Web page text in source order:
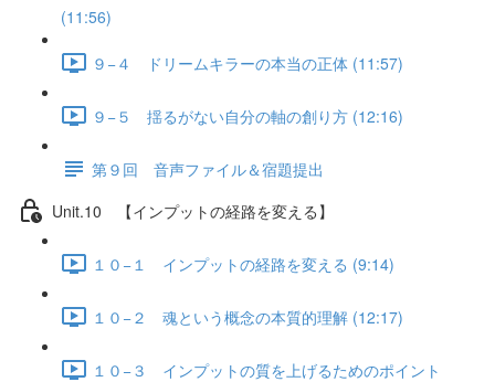
(11:56)
９−４ ドリームキラーの本当の正体 (11:57)
９−５ 揺るがない自分の軸の創り方 (12:16)
第９回 音声ファイル＆宿題提出
Unit.10 【インプットの経路を変える】
１０−１ インプットの経路を変える (9:14)
１０−２ 魂という概念の本質的理解 (12:17)
１０−３ インプットの質を上げるためのポイント